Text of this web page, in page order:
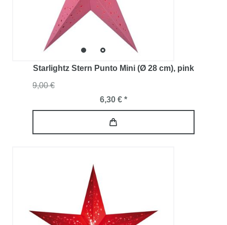
Starlightz Stern Punto Mini (Ø 28 cm), pink
9,00 €
6,30 € *